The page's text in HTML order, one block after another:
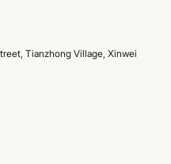
Tianzhong Village, Xinwei